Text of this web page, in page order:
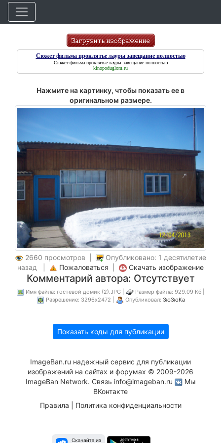
Сюжет фильма проклятье лауры завещание полностью
Сюжет фильма проклятье лауры завещание полностью
kinopoduglom.ru
Нажмите на картинку, чтобы показать ее в
оригинальном размере.
2660 просмотров |
Опубликовано: 1 десятилетие
назад |
Пожаловаться Скачать изображение
Комментарий автора: Отсутствует
Имя файла: гостевой домик (2).JPG |
Размер файла: 929.09 Кб |
Разрешение: 3296x2472 |
Опубликовал: ЗюЗюКа
Показать коды для публикации
ImageBan.ru надежный сервис для публикации
изображений на сайтах и форумах © 2009-2026
ImageBan Network. Связь info@imageban.ru
Мы
ВКонтакте
Правила
Политика конфиденциальности